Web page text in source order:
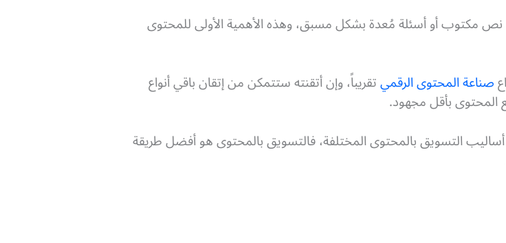
نص مكتوب أو أسئلة مُعدة بشكل مسبق، وهذه الأهمية الأولى للمحتوى
صناعة المحتوى الرقميتقريباً، وإن أتقنته ستتمكن من إتقان باقي أنواع
بأقل مجهود.
التسويق بالمحتوى المختلفة، فالتسويق بالمحتوى هو أفضل طريقة